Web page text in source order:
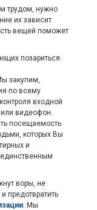
трудом, нужно
их зависит
вещей поможет
позариться
закупим,
по всему
входной
видеофон.
посещаемость
которых Вы
и
воры, не
предотвратить
. Мы